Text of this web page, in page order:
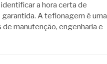
a hora certa de
A teflonagem é uma
manutenção, engenharia e